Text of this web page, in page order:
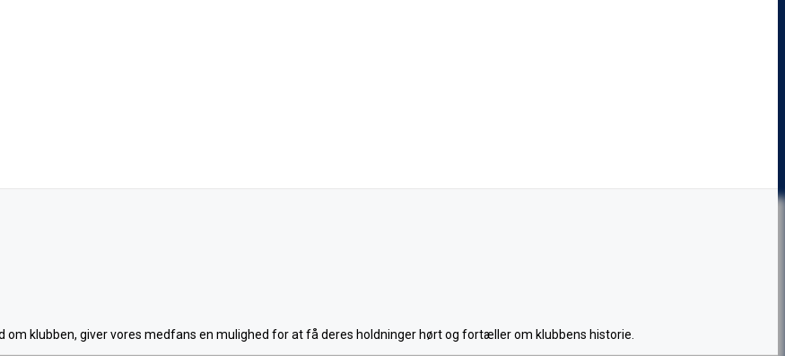
om klubben, giver vores medfans en mulighed for at få deres holdninger hørt og fortæller om klubbens historie.